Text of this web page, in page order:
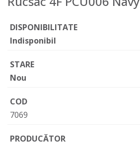
DISPONIBILITATE
Indisponibil
STARE
Nou
COD
7069
PRODUCĂTOR